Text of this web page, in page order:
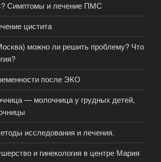
Симптомы и лечение ПМС
цистита
можно ли решить проблему? Что
после ЭКО
— молочница у грудных детей,
исследования и лечения.
и гинекология в центре Мария